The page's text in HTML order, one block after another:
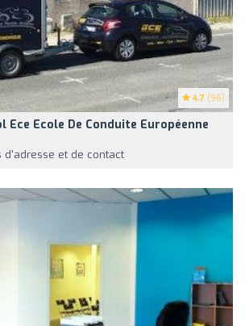
4.7 (96)
Ece Ecole De Conduite Européenne
d'adresse et de contact